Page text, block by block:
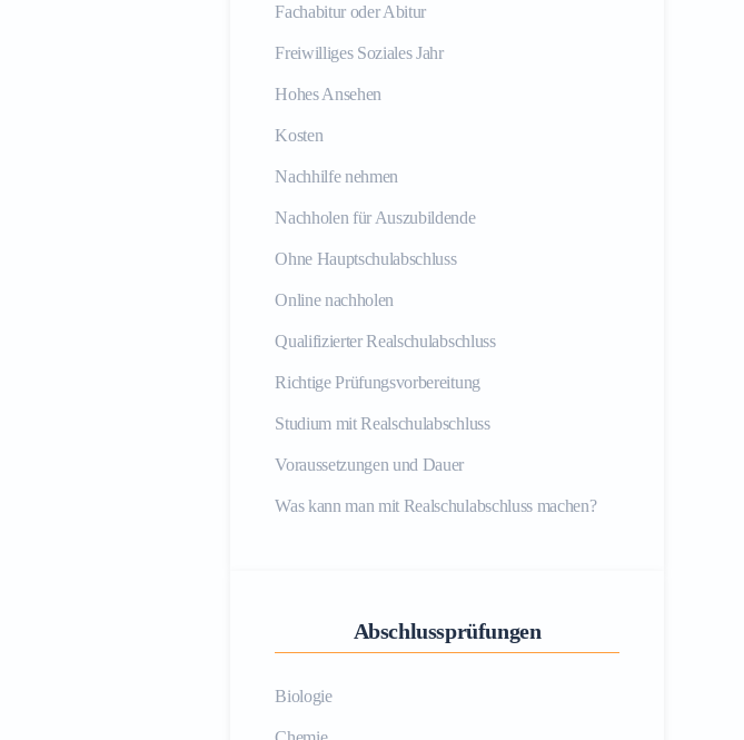
Fachabitur oder Abitur
Freiwilliges Soziales Jahr
Hohes Ansehen
Kosten
Nachhilfe nehmen
Nachholen für Auszubildende
Ohne Hauptschulabschluss
Online nachholen
Qualifizierter Realschulabschluss
Richtige Prüfungsvorbereitung
Studium mit Realschulabschluss
Voraussetzungen und Dauer
Was kann man mit Realschulabschluss machen?
Abschlussprüfungen
Biologie